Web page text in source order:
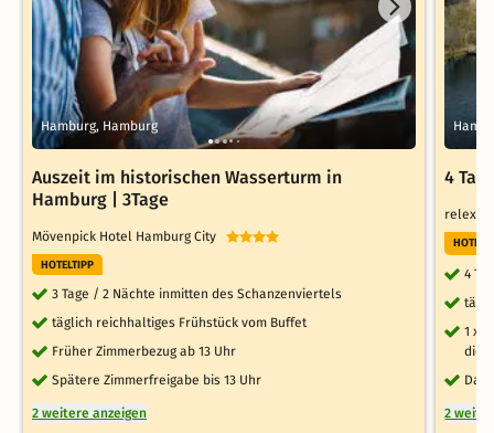
Hamburg, Hamburg
Auszeit im historischen Wasserturm in
Hamburg | 3Tage
Mövenpick Hotel Hamburg City
HOTELTIPP
3 Tage / 2 Nächte inmitten des Schanzenviertels
täglich reichhaltiges Frühstück vom Buffet
Früher Zimmerbezug ab 13 Uhr
Spätere Zimmerfreigabe bis 13 Uhr
2 weitere anzeigen
4
relexa
4
1 x
die
2